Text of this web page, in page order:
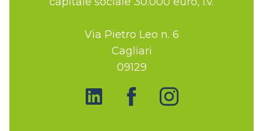
Via Pietro Leo n. 6
Cagliari
09129